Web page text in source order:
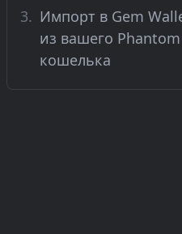
Импорт в Gem
из вашего Phantom
кошелька